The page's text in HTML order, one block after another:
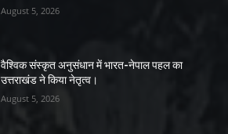
August 5, 2026
वैश्विक संस्कृत अनुसंधान में भारत-नेपाल पहल का
उत्तराखंड ने किया नेतृत्व।
August 5, 2026